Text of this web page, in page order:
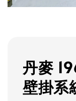
丹麥
壁掛系